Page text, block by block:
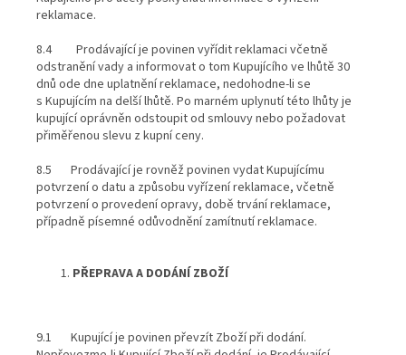
reklamace.
8.4 Prodávající je povinen vyřídit reklamaci včetně
odstranění vady a informovat o tom Kupujícího ve lhůtě 30
dnů ode dne uplatnění reklamace, nedohodne-li se
s Kupujícím na delší lhůtě. Po marném uplynutí této lhůty je
kupující oprávněn odstoupit od smlouvy nebo požadovat
přiměřenou slevu z kupní ceny.
8.5 Prodávající je rovněž povinen vydat Kupujícímu
potvrzení o datu a způsobu vyřízení reklamace, včetně
potvrzení o provedení opravy, době trvání reklamace,
případně písemné odůvodnění zamítnutí reklamace.
PŘEPRAVA A DODÁNÍ ZBOŽÍ
9.1 Kupující je povinen převzít Zboží při dodání.